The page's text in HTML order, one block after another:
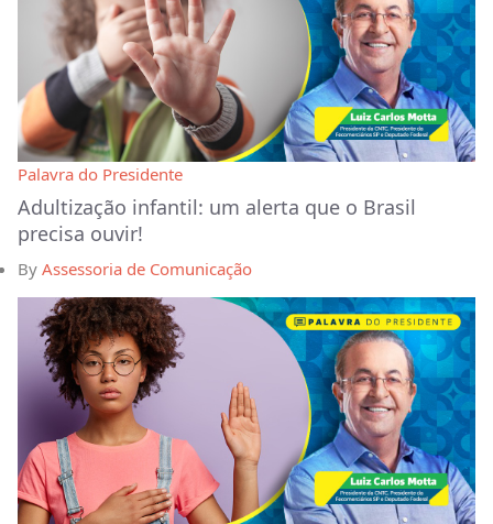
Palavra do Presidente
Adultização infantil: um alerta que o Brasil
precisa ouvir!
By Assessoria de Comunicação